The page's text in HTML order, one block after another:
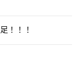
！！！